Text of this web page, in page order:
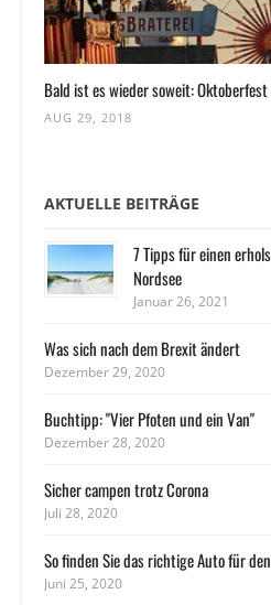
Bald ist es wieder soweit:
AUG 29, 2018
AKTUELLE BEITRÄGE
7 Tipps für einen
Nordsee
Januar 26, 2021
Was sich nach dem Brexit ändert
Dezember 29, 2020
Buchtipp: "Vier Pfoten und ein Van"
Dezember 28, 2020
Sicher campen trotz Corona
Juli 28, 2020
So finden Sie das richtige Auto für
Juni 25, 2020